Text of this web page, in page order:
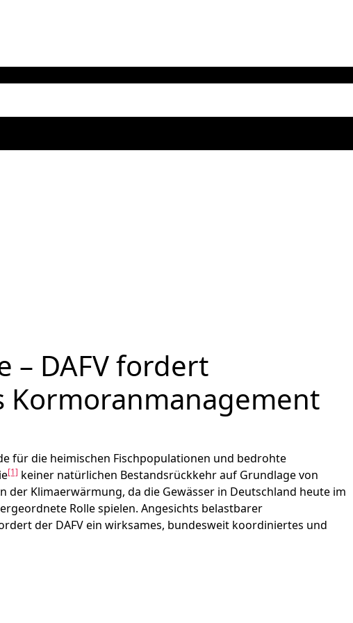
– DAFV fordert
Kormoranmanagement
für die heimischen Fischpopulationen und bedrohte
[1] keiner natürlichen Bestandsrückkehr auf Grundlage von
Klimaerwärmung, da die Gewässer in Deutschland heute im
Rolle spielen. Angesichts belastbarer
der DAFV ein wirksames, bundesweit koordiniertes und